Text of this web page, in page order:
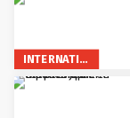
INTERNATIONAL